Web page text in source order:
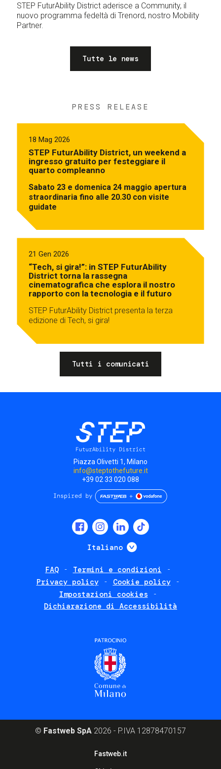
STEP FuturAbility District aderisce a Community, il
nuovo programma fedeltà di Trenord, nostro Mobility
Partner.
Tutte le news
PRESS RELEASE
18 Mag 2026
STEP FuturAbility District, un weekend a
ingresso gratuito per festeggiare il
quarto compleanno
Sabato 23 e domenica 24 maggio apertura
straordinaria fino alle 20.30 con visite
guidate
21 Gen 2026
“Tech, si gira!”: in STEP FuturAbility
District torna la rassegna
cinematografica che esplora il nostro
rapporto con la tecnologia e il futuro
STEP FuturAbility District presenta la terza
edizione di Tech, si gira!
Tutti i comunicati
Piazza Olivetti 1, Milano
info@steptothefuture.it
+39 02 33 020 088
Italiano Mostra ulteriori
FAQ
Termini e condizioni
Privacy policy
Cookie policy
Impostazioni cookies
Dichiarazione di Accessibilità
© Fastweb SpA 2026 - P.IVA 12878470157
Fastweb.it